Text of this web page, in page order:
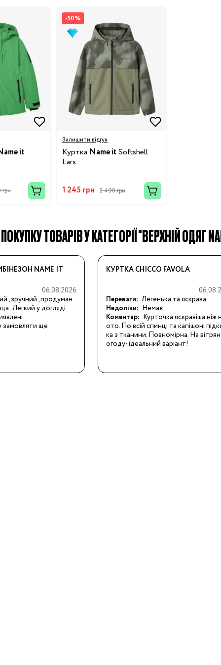
29
33/34
it
-50%
Залишити відгук
Куртка Name it Softshell
Lars
1 245 грн 2 490 грн
ТОВАРІВ У КАТЕГОРІЇ "ВЕРХНІЙ ОДЯГ
NAME IT
06.08.2026
, зручний , продуман
. Легкий у догляді
замовляти ще
КУРТКА CHICCO FAVOLA
Переваги: Легенька та яскрава
Недоліки: Немає
Коментар: Курточка яскравіша ніж
ото. По всій спинці та капішоні
ка з тканини. Повномірна. На
огоду- ідеальний варіант!